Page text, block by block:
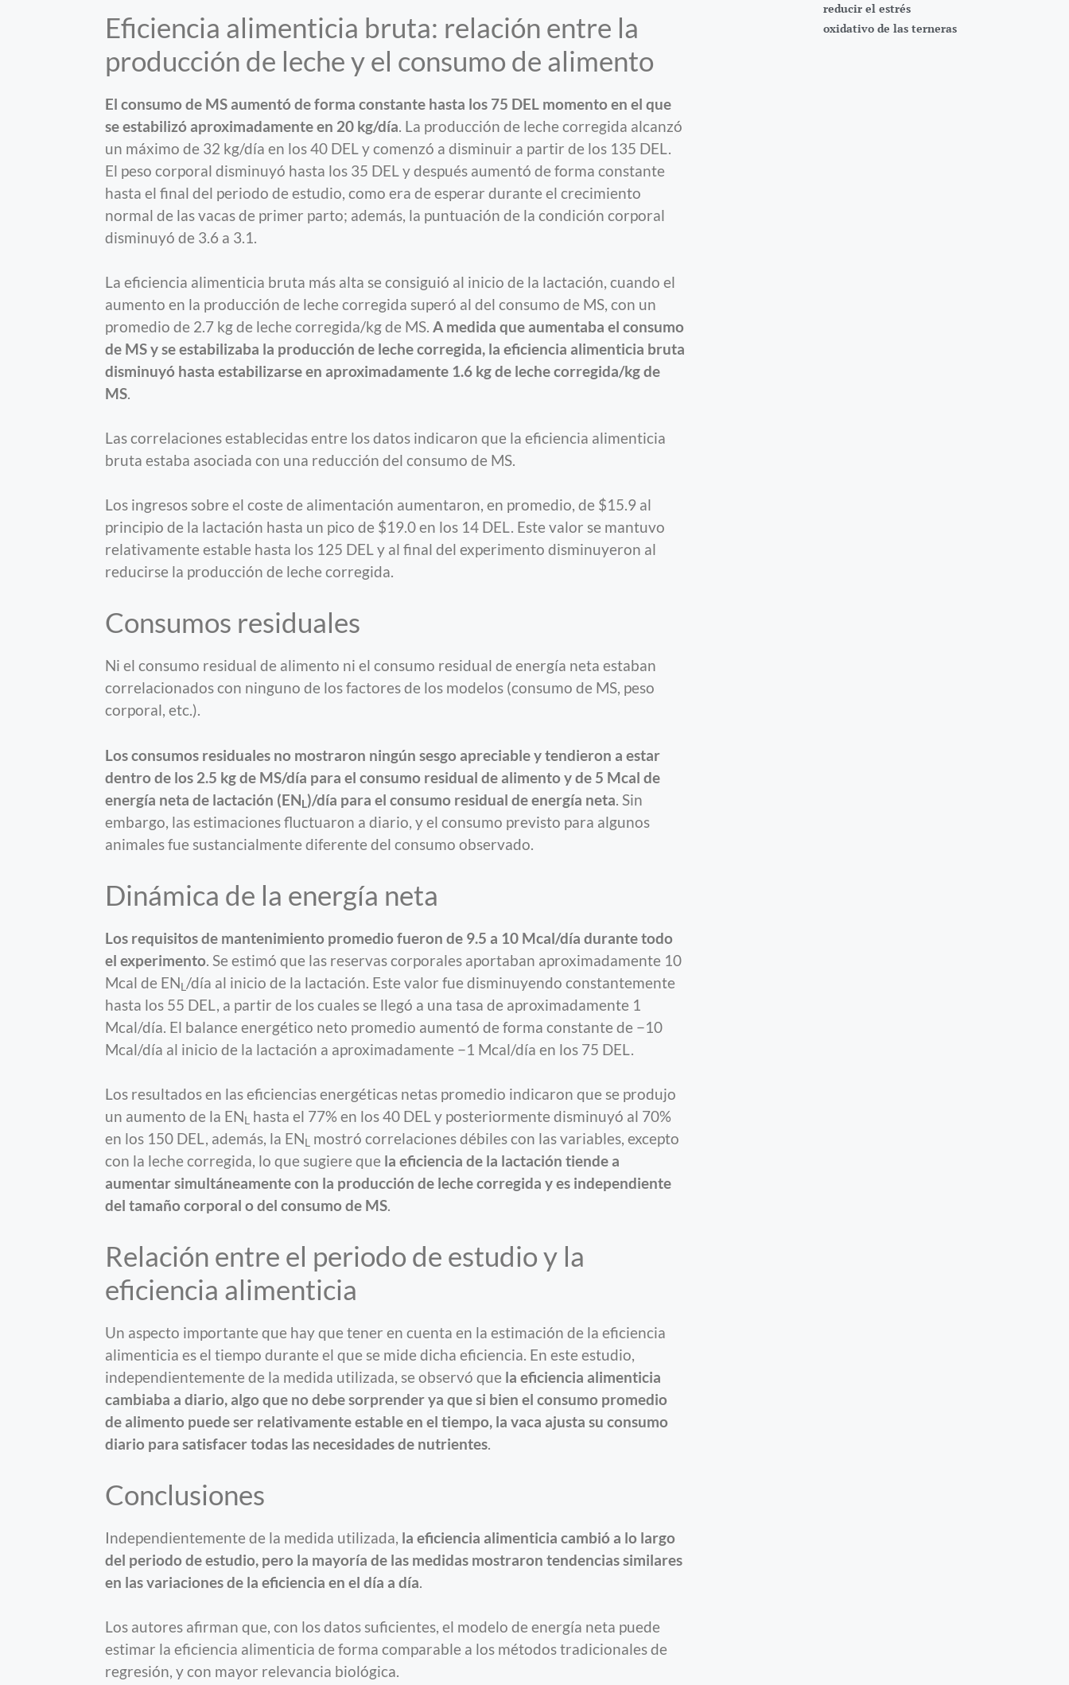
Eficiencia alimenticia bruta: relación entre la
producción de leche y el consumo de alimento
El consumo de MS aumentó de forma constante hasta los 75 DEL momento en el que
se estabilizó aproximadamente en 20 kg/día. La producción de leche corregida alcanzó
un máximo de 32 kg/día en los 40 DEL y comenzó a disminuir a partir de los 135 DEL.
El peso corporal disminuyó hasta los 35 DEL y después aumentó de forma constante
hasta el final del periodo de estudio, como era de esperar durante el crecimiento
normal de las vacas de primer parto; además, la puntuación de la condición corporal
disminuyó de 3.6 a 3.1.
La eficiencia alimenticia bruta más alta se consiguió al inicio de la lactación, cuando el
aumento en la producción de leche corregida superó al del consumo de MS, con un
promedio de 2.7 kg de leche corregida/kg de MS. A medida que aumentaba el consumo
de MS y se estabilizaba la producción de leche corregida, la eficiencia alimenticia bruta
disminuyó hasta estabilizarse en aproximadamente 1.6 kg de leche corregida/kg de
MS.
Las correlaciones establecidas entre los datos indicaron que la eficiencia alimenticia
bruta estaba asociada con una reducción del consumo de MS.
Los ingresos sobre el coste de alimentación aumentaron, en promedio, de $15.9 al
principio de la lactación hasta un pico de $19.0 en los 14 DEL. Este valor se mantuvo
relativamente estable hasta los 125 DEL y al final del experimento disminuyeron al
reducirse la producción de leche corregida.
Consumos residuales
Ni el consumo residual de alimento ni el consumo residual de energía neta estaban
correlacionados con ninguno de los factores de los modelos (consumo de MS, peso
corporal, etc.).
Los consumos residuales no mostraron ningún sesgo apreciable y tendieron a estar
dentro de los 2.5 kg de MS/día para el consumo residual de alimento y de 5 Mcal de
energía neta de lactación (ENL)/día para el consumo residual de energía neta. Sin
embargo, las estimaciones fluctuaron a diario, y el consumo previsto para algunos
animales fue sustancialmente diferente del consumo observado.
Dinámica de la energía neta
Los requisitos de mantenimiento promedio fueron de 9.5 a 10 Mcal/día durante todo
el experimento. Se estimó que las reservas corporales aportaban aproximadamente 10
Mcal de ENL /día al inicio de la lactación. Este valor fue disminuyendo constantemente
hasta los 55 DEL, a partir de los cuales se llegó a una tasa de aproximadamente 1
Mcal/día. El balance energético neto promedio aumentó de forma constante de −10
Mcal/día al inicio de la lactación a aproximadamente −1 Mcal/día en los 75 DEL.
Los resultados en las eficiencias energéticas netas promedio indicaron que se produjo
un aumento de la ENL hasta el 77% en los 40 DEL y posteriormente disminuyó al 70%
en los 150 DEL, además, la ENL mostró correlaciones débiles con las variables, excepto
con la leche corregida, lo que sugiere que la eficiencia de la lactación tiende a
aumentar simultáneamente con la producción de leche corregida y es independiente
del tamaño corporal o del consumo de MS.
Relación entre el periodo de estudio y la
eficiencia alimenticia
Un aspecto importante que hay que tener en cuenta en la estimación de la eficiencia
alimenticia es el tiempo durante el que se mide dicha eficiencia. En este estudio,
independientemente de la medida utilizada, se observó que la eficiencia alimenticia
cambiaba a diario, algo que no debe sorprender ya que si bien el consumo promedio
de alimento puede ser relativamente estable en el tiempo, la vaca ajusta su consumo
diario para satisfacer todas las necesidades de nutrientes.
Conclusiones
Independientemente de la medida utilizada, la eficiencia alimenticia cambió a lo largo
del periodo de estudio, pero la mayoría de las medidas mostraron tendencias similares
en las variaciones de la eficiencia en el día a día.
Los autores afirman que, con los datos suficientes, el modelo de energía neta puede
estimar la eficiencia alimenticia de forma comparable a los métodos tradicionales de
regresión, y con mayor relevancia biológica.
reducir el estrés
oxidativo de las terneras